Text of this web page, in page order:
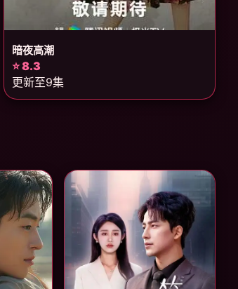
暗夜高潮
⭐ 8.3
更新至9集